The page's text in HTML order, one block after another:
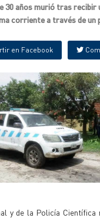
30 años murió tras recibir
corriente a través de
en Facebook
y de la Policía